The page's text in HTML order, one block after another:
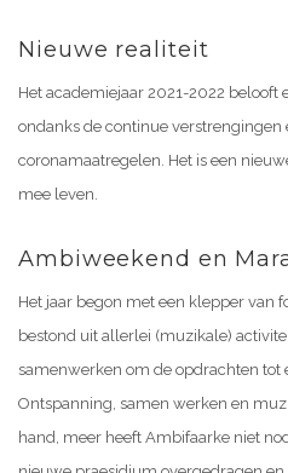
Nieuwe realiteit
Het academiejaar 2021-2022 belooft
ondanks de continue verstrengingen
coronamaatregelen. Het is een
mee leven.
Ambiweekend en
Het jaar begon met een klepper van
bestond uit allerlei (muzikale)
samenwerken om de opdrachten tot
Ontspanning, samen werken en
hand, meer heeft Ambifaarke niet